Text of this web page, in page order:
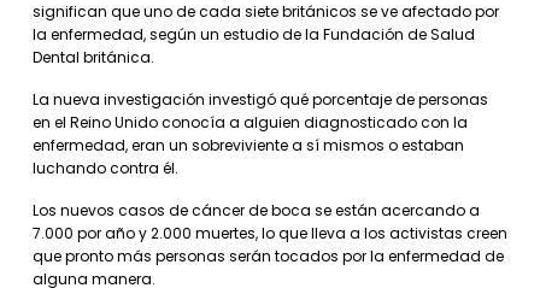
significan que uno de cada siete británicos se ve afectado por
la enfermedad, según un estudio de la Fundación de Salud
Dental británica.
La nueva investigación investigó qué porcentaje de personas
en el Reino Unido conocía a alguien diagnosticado con la
enfermedad, eran un sobreviviente a sí mismos o estaban
luchando contra él.
Los nuevos casos de cáncer de boca se están acercando a
7.000 por año y 2.000 muertes, lo que lleva a los activistas creen
que pronto más personas serán tocados por la enfermedad de
alguna manera.